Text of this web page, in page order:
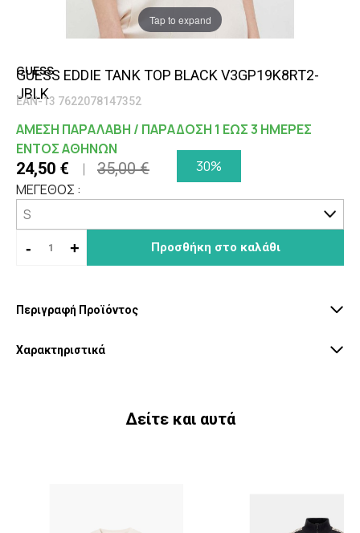
Tap to expand
GUESS
GUESS EDDIE TANK TOP BLACK V3GP19K8RT2-
JBLK
EAN-13 7622078147352
ΑΜΕΣΗ ΠΑΡΑΛΑΒΗ / ΠΑΡΑΔΟΣΗ 1 ΕΩΣ 3 ΗΜΕΡΕΣ
ΕΝΤΟΣ ΑΘΗΝΩΝ
24,50 € 35,00 €
30%
ΜΕΓΕΘΟΣ :
- + Προσθήκη στο καλάθι
Περιγραφή Προϊόντος
Χαρακτηριστικά
Δείτε και αυτά